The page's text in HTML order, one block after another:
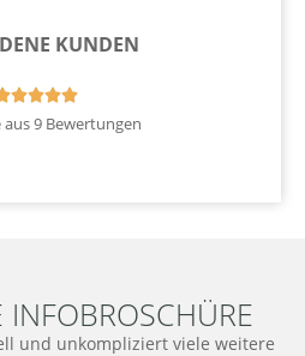
KUNDEN

aus 9 Bewertungen
INFOBROSCHÜRE
und unkompliziert viele weitere